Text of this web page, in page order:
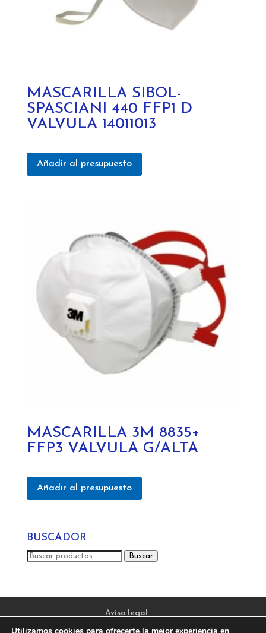
MASCARILLA SIBOL-
SPASCIANI 440 FFP1 D
VALVULA 14011013
Añadir al presupuesto
MASCARILLA 3M 8835+
FFP3 VALVULA G/ALTA
Añadir al presupuesto
BUSCADOR
Buscar
Buscar
Aviso legal
Política de privacidad y protección de datos